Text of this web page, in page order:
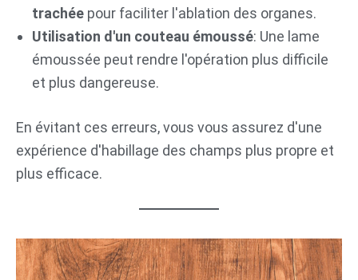
trachée pour faciliter l'ablation des organes.
Utilisation d'un couteau émoussé: Une lame
émoussée peut rendre l'opération plus difficile
et plus dangereuse.
En évitant ces erreurs, vous vous assurez d'une
expérience d'habillage des champs plus propre et
plus efficace.